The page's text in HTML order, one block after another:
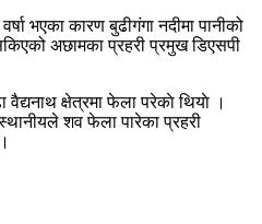
भएका कारण बुढीगंगा नदीमा पानीको
अछामका प्रहरी प्रमुख डिएसपी
क्षेत्रमा फेला परेकाे थियाे ।
शव फेला पारेका प्रहरी